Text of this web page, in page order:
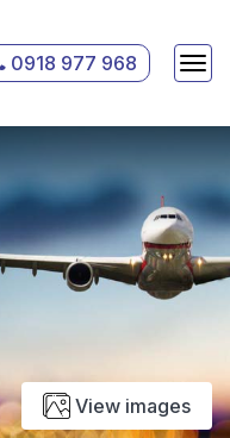
0918 977 968
View images